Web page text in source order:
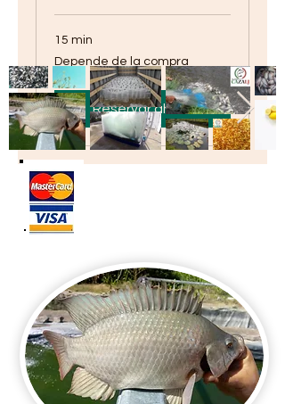
15 min
Depende
de
compra
Depende de la compra
Reservar ahora